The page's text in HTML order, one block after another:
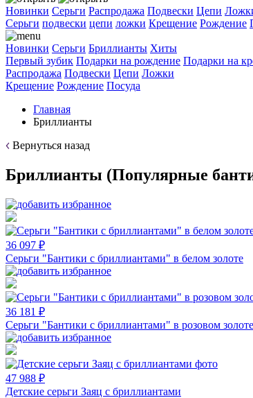
Новинки Серьги Распродажа Подвески Цепи
Cерьги подвески цепи ложки Крещение Рождение
Новинки Серьги Бриллианты Хиты
Первый зубик Подарки на рождение Подарки на
Распродажа Подвески Цепи Ложки
Крещение Рождение Посуда
Главная
Бриллианты
Вернуться назад
Бриллианты (Популярные
36 097 ₽
Серьги "Бантики с бриллиантами" в белом золоте
36 181 ₽
Серьги "Бантики с бриллиантами" в розовом золоте
47 988 ₽
Детские серьги Заяц с бриллиантами